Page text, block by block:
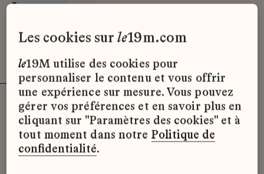
Lesage
Désolé, il semble qu’il n’y ait pas
d’offres d’emploi disponibles pour le
moment.
les cookies surle19m.com
le19M utilise des cookies pour
personnaliser le contenu et vous offrir
une expérience sur mesure. Vous pouvez
gérer vos préférences et en savoir plus en
cliquant sur "Paramètres des cookies" et à
tout moment dans notre Politique de
confidentialité.